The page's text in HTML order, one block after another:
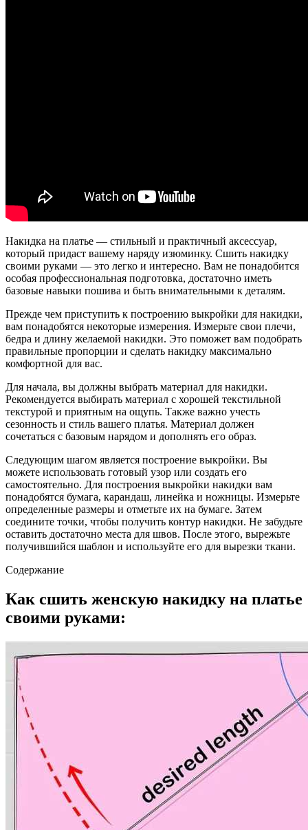
Накидка на платье — стильный и практичный аксессуар,
который придаст вашему наряду изюминку. Сшить накидку
своими руками — это легко и интересно. Вам не понадобится
особая профессиональная подготовка, достаточно иметь
базовые навыки пошива и быть внимательными к деталям.
Прежде чем приступить к построению выкройки для накидки,
вам понадобятся некоторые измерения. Измерьте свои плечи,
бедра и длину желаемой накидки. Это поможет вам подобрать
правильные пропорции и сделать накидку максимально
комфортной для вас.
Для начала, вы должны выбрать материал для накидки.
Рекомендуется выбирать материал с хорошей текстильной
текстурой и приятным на ощупь. Также важно учесть
сезонность и стиль вашего платья. Материал должен
сочетаться с базовым нарядом и дополнять его образ.
Следующим шагом является построение выкройки. Вы
можете использовать готовый узор или создать его
самостоятельно. Для построения выкройки накидки вам
понадобятся бумага, карандаш, линейка и ножницы. Измерьте
определенные размеры и отметьте их на бумаге. Затем
соедините точки, чтобы получить контур накидки. Не забудьте
оставить достаточно места для швов. После этого, вырежьте
получившийся шаблон и используйте его для вырезки ткани.
Содержание
Как сшить женскую накидку на платье
своими руками: